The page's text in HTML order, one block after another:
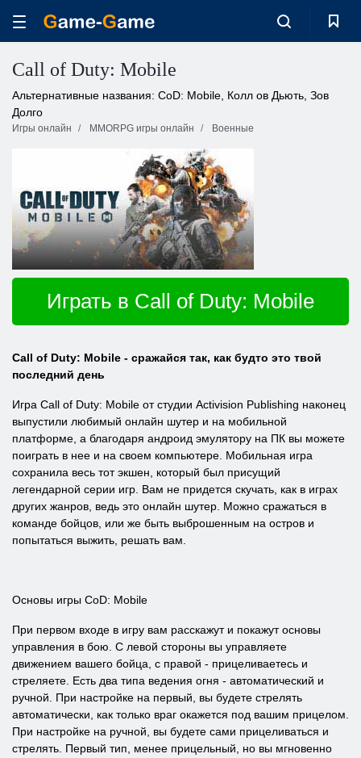
Call of Duty: Mobile
Альтернативные названия: CoD: Mobile, Колл ов Дьють, Зов
Долго
Игры онлайн MMORPG игры онлайн Военные
Играть в Call of Duty: Mobile
Call of Duty: Mobile - сражайся так, как будто это твой
последний день
Игра Call of Duty: Mobile от студии Activision Publishing наконец
выпустили любимый онлайн шутер и на мобильной
платформе, а благодаря андроид эмулятору на ПК вы можете
поиграть в нее и на своем компьютере. Мобильная игра
сохранила весь тот экшен, который был присущий
легендарной серии игр. Вам не придется скучать, как в играх
других жанров, ведь это онлайн шутер. Можно сражаться в
команде бойцов, или же быть выброшенным на остров и
попытаться выжить, решать вам.
Основы игры CoD: Mobile
При первом входе в игру вам расскажут и покажут основы
управления в бою. С левой стороны вы управляете
движением вашего бойца, с правой - прицеливаетесь и
стреляете. Есть два типа ведения огня - автоматический и
ручной. При настройке на первый, вы будете стрелять
автоматически, как только враг окажется под вашим прицелом.
При настройке на ручной, вы будете сами прицеливаться и
стрелять. Первый тип, менее прицельный, но вы мгновенно